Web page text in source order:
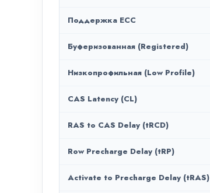
Поддержка ECC
Буферизованная (Registered)
Низкопрофильная (Low Profile)
CAS Latency (CL)
RAS to CAS Delay (tRCD)
Row Precharge Delay (tRP)
Activate to Precharge Delay (tRAS)